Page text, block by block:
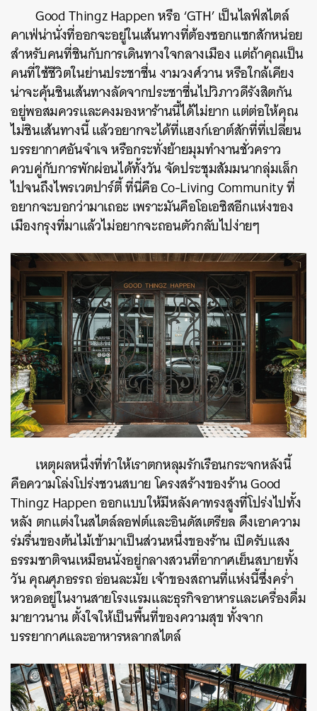
Good Thingz Happen หรือ ‘GTH’ เป็นไลฟ์สไตล์
คาเฟ่น่านั่งที่ออกจะอยู่ในเส้นทางที่ต้องซอกแซกสักหน่อย
สำหรับคนที่ชินกับการเดินทางใจกลางเมือง แต่ถ้าคุณเป็น
คนที่ใช้ชีวิตในย่านประชาชื่น งามวงศ์วาน หรือใกล้เคียง
น่าจะคุ้นชินเส้นทางลัดจากประชาชื่นไปวิภาวดีรังสิตกัน
อยู่พอสมควรและคงมองหาร้านนี้ได้ไม่ยาก แต่ต่อให้คุณ
ไม่ชินเส้นทางนี้ แล้วอยากจะได้ที่แฮงก์เอาต์สักที่ที่เปลี่ยน
บรรยากาศอันจำเจ หรือกระทั่งย้ายมุมทำงานชั่วคราว
ควบคู่กับการพักผ่อนได้ทั้งวัน จัดประชุมสัมมนากลุ่มเล็ก
ไปจนถึงไพรเวตปาร์ตี้ ที่นี่คือ Co-Living Community ที่
อยากจะบอกว่ามาเถอะ เพราะมันคือโอเอซิสอีกแห่งของ
เมืองกรุงที่มาแล้วไม่อยากจะถอนตัวกลับไปง่ายๆ
เหตุผลหนึ่งที่ทำให้เราตกหลุมรักเรือนกระจกหลังนี้
คือความโล่งโปร่งชวนสบาย โครงสร้างของร้าน Good
Thingz Happen ออกแบบให้มีหลังคาทรงสูงที่โปร่งไปทั้ง
หลัง ตกแต่งในสไตล์ลอฟต์และอินดัสเตรียล ดึงเอาความ
ร่มรื่นของต้นไม้เข้ามาเป็นส่วนหนึ่งของร้าน เปิดรับแสง
ธรรมชาติจนเหมือนนั่งอยู่กลางสวนที่อากาศเย็นสบายทั้ง
วัน คุณศุภอรรถ อ่อนละมัย เจ้าของสถานที่แห่งนี้ซึ่งคร่ำ
หวอดอยู่ในงานสายโรงแรมและธุรกิจอาหารและเครื่องดื่ม
มายาวนาน ตั้งใจให้เป็นพื้นที่ของความสุข ทั้งจาก
บรรยากาศและอาหารหลากสไตล์